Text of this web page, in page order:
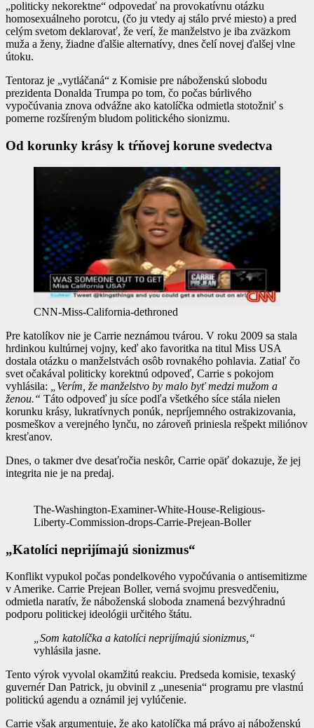
„politicky nekorektne“ odpovedať na provokatívnu otázku
homosexuálneho porotcu, (čo ju vtedy aj stálo prvé miesto) a pred
celým svetom deklarovať, že verí, že manželstvo je iba zväzkom
muža a ženy, žiadne ďalšie alternatívy, dnes čelí novej ďalšej vlne
útoku.
Tentoraz je „vytláčaná“ z Komisie pre náboženskú slobodu
prezidenta Donalda Trumpa po tom, čo počas búrlivého
vypočúvania znova odvážne ako katolíčka odmietla stotožniť s
pomerne rozšíreným bludom politického sionizmu.
Od korunky krásy k tŕňovej korune svedectva
CNN-Miss-California-dethroned
Pre katolíkov nie je Carrie neznámou tvárou. V roku 2009 sa stala
hrdinkou kultúrnej vojny, keď ako favoritka na titul Miss USA
dostala otázku o manželstvách osôb rovnakého pohlavia. Zatiaľ čo
svet očakával politicky korektnú odpoveď, Carrie s pokojom
vyhlásila:
„Verím, že manželstvo by malo byť medzi mužom a
ženou.“ Táto odpoveď ju síce podľa všetkého síce stála nielen
korunku krásy, lukratívnych ponúk, nepríjemného ostrakizovania,
posmeškov a verejného lynču, no zároveň priniesla rešpekt miliónov
kresťanov.
Dnes, o takmer dve desaťročia neskôr, Carrie opäť dokazuje, že jej
integrita nie je na predaj.
The-Washington-Examiner-White-House-Religious-
Liberty-Commission-drops-Carrie-Prejean-Boller
„Katolíci neprijímajú sionizmus“
Konflikt vypukol počas pondelkového vypočúvania o antisemitizme
v Amerike. Carrie Prejean Boller, verná svojmu presvedčeniu,
odmietla naratív, že náboženská sloboda znamená bezvýhradnú
podporu politickej ideológii určitého štátu.
„Som katolíčka a katolíci neprijímajú sionizmus,“
vyhlásila jasne.
Tento výrok vyvolal okamžitú reakciu. Predseda komisie, texaský
guvernér Dan Patrick, ju obvinil z „unesenia“ programu pre vlastnú
politickú agendu a oznámil jej vylúčenie.
Carrie však argumentuje, že ako katolíčka má právo aj náboženskú